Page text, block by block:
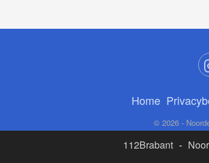
Home
© 2026 -
112Brabant -